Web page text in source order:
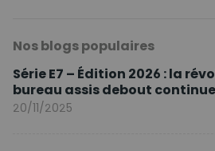
Nos blogs populaires
Série E7 – Édition 2026 : la
bureau assis debout continue
20/11/2025